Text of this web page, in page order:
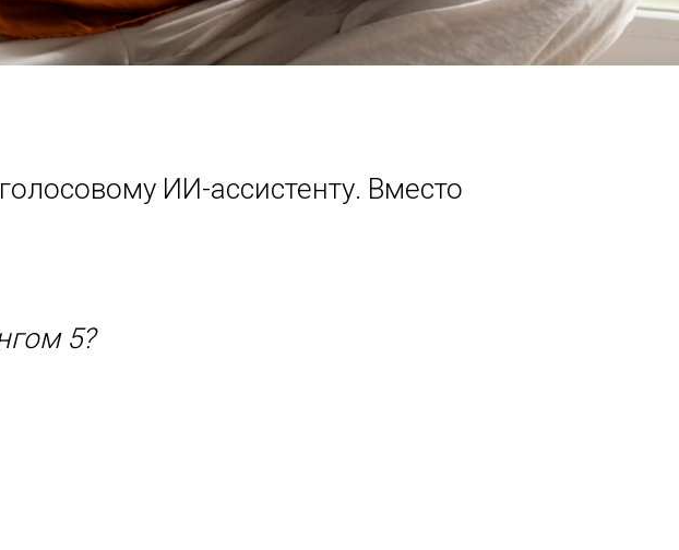
ИИ-ассистенту. Вместо
5?